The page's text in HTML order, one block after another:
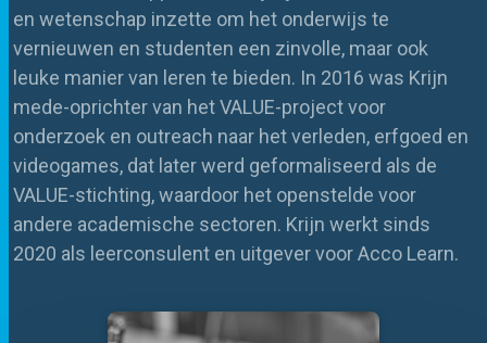
en wetenschap inzette om het onderwijs te
vernieuwen en studenten een zinvolle, maar ook
leuke manier van leren te bieden. In 2016 was Krijn
mede-oprichter van het VALUE-project voor
onderzoek en outreach naar het verleden, erfgoed en
videogames, dat later werd geformaliseerd als de
VALUE-stichting, waardoor het openstelde voor
andere academische sectoren. Krijn werkt sinds
2020 als leerconsulent en uitgever voor Acco Learn.